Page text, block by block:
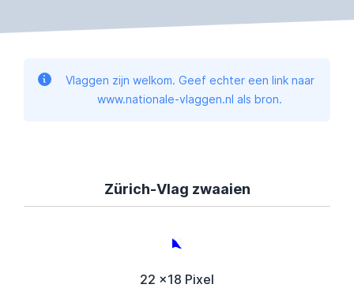
Vlaggen zijn welkom. Geef echter een link naar
www.nationale-vlaggen.nl als bron.
Zürich-Vlag zwaaien
22 x18 Pixel